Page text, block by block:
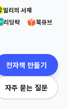
밀리의 서재
리딩락
북큐브
전자책 만들기
자주 묻는 질문